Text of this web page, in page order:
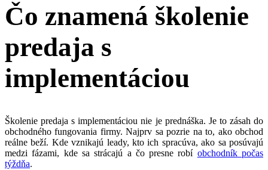
Čo znamená školenie
predaja s
implementáciou
Školenie predaja s implementáciou nie je prednáška. Je to zásah do
obchodného fungovania firmy. Najprv sa pozrie na to, ako obchod
reálne beží. Kde vznikajú leady, kto ich spracúva, ako sa posúvajú
medzi fázami, kde sa strácajú a čo presne robí obchodník počas
týždňa.